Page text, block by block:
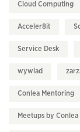
Cloud Computing
Acceler8it
Service Desk
wywiad
Conlea Mentoring
Meetups by Conlea